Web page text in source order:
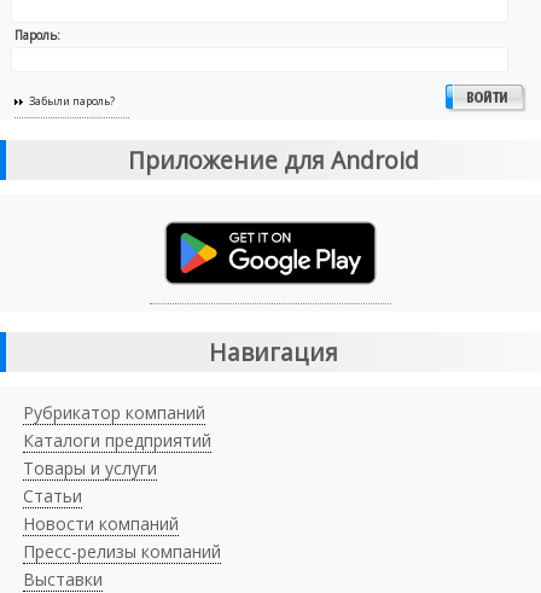
Пароль:
Забыли пароль?
Приложение для Android
Навигация
Рубрикатор компаний
Каталоги предприятий
Товары и услуги
Статьи
Новости компаний
Пресс-релизы компаний
Выставки